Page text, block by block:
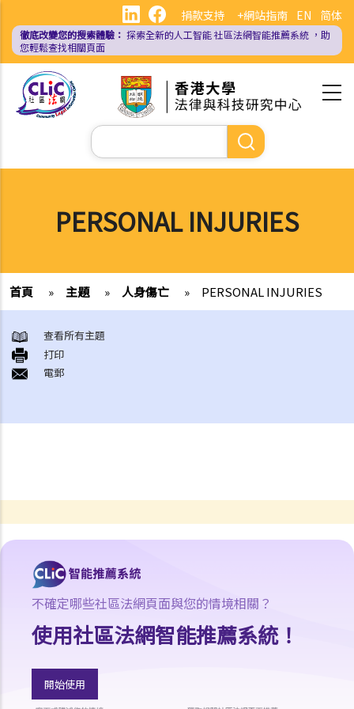
內
EN 简体
捐款支持 +網站指南
徹底改變您的搜索體驗： 探索全新的人工智能社區法網智能推薦系統 ，助
您輕鬆查找相關頁面
Search
PERSONAL INJURIES
首頁 » 主題 » 人身傷亡 » PERSONAL INJURIES
查看所有主題
打印
電郵
不確定哪些社區法網頁面與您的情境相關？
使用社區法網智能推薦系統！
開始使用